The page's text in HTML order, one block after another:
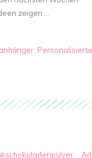
zeigen …